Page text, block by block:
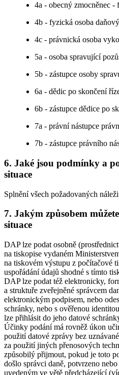
4a - obecný zmocněnec -
4b - fyzická osoba
4c - právnická osoba
5a - osoba spravující
5b - zástupce osoby
6a - dědic po skončení
6b - zástupce dědice po
7a - právní nástupce
7b - zástupce právního
6. Jaké jsou podmínky a
situace
Splnění všech požadovaných
7. Jakým způsobem
situace
DAP lze podat osobně
na tiskopise vydaném
na tiskovém výstupu z počítačové
uspořádání údajů shodné s tímto
DAP lze podat též elektronicky,
a struktuře zveřejněné správcem
elektronickým podpisem, nebo
schránky, nebo s ověřenou
lze přihlásit do jeho datové
Účinky podání má rovněž úkon
použití datové zprávy bez
za použití jiných přenosových
způsobilý přijmout, pokud je toto
došlo správci daně, potvrzeno
uvedeným ve větě předcházející